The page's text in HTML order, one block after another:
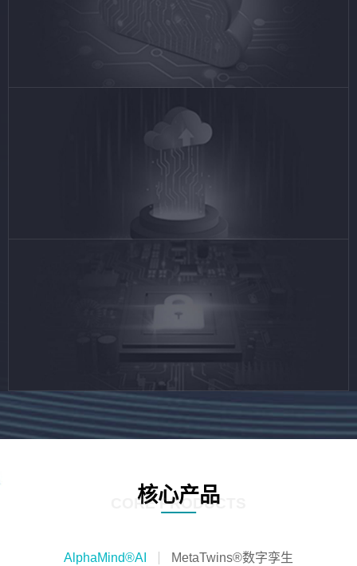
核心产品
CORE PRODUCTS
AlphaMind®AI MetaTwins®数字孪生